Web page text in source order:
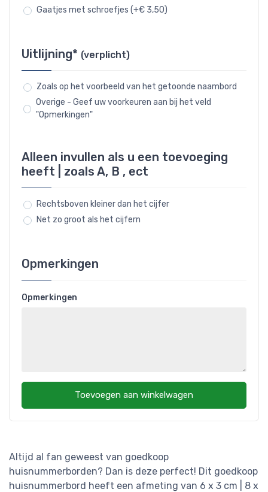
Altijd al fan geweest van goedkoop
huisnummerborden? Dan is deze perfect! Dit goedkoop
huisnummerbord heeft een afmeting van 6 x 3 cm | 8 x
Gaatjes met schroefjes (+€ 3,50)
Uitlijning* (verplicht)
Zoals op het voorbeeld van het getoonde naambord
Overige - Geef uw voorkeuren aan bij het veld
"Opmerkingen"
Alleen invullen als u een toevoeging
heeft | zoals A, B , ect
Rechtsboven kleiner dan het cijfer
Net zo groot als het cijfern
Opmerkingen
Opmerkingen
Toevoegen aan winkelwagen